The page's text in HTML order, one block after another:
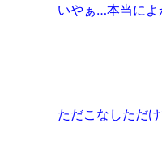
いやぁ…本当に
ただこなしただ